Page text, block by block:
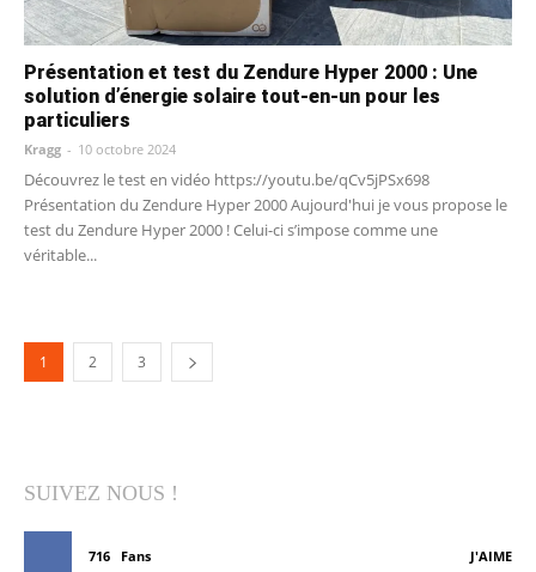
Présentation et test du Zendure Hyper 2000 : Une
solution d’énergie solaire tout-en-un pour les
particuliers
Kragg - 10 octobre 2024
Découvrez le test en vidéo https://youtu.be/qCv5jPSx698
Présentation du Zendure Hyper 2000 Aujourd'hui je vous propose le
test du Zendure Hyper 2000 ! Celui-ci s’impose comme une
véritable...
1 2 3
SUIVEZ NOUS !
716 Fans J'AIME